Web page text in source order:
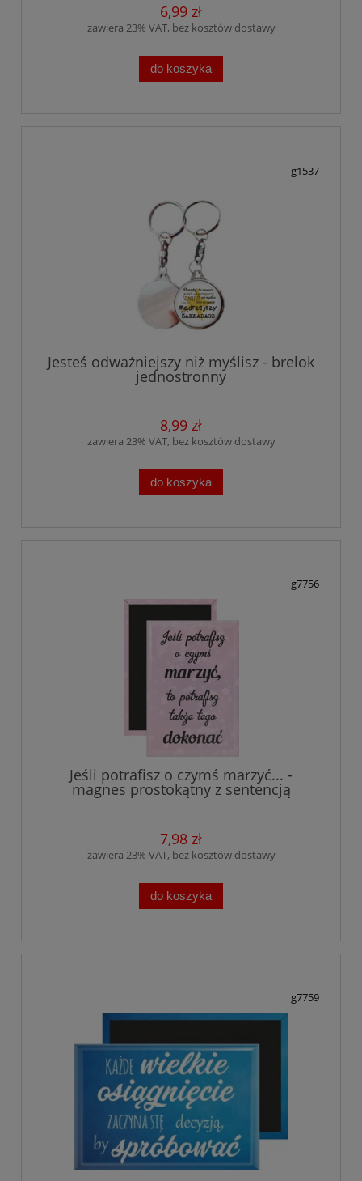
6,99 zł
zawiera 23% VAT, bez kosztów dostawy
do koszyka
g1537
Jesteś odważniejszy niż myślisz - brelok
jednostronny
8,99 zł
zawiera 23% VAT, bez kosztów dostawy
do koszyka
g7756
Jeśli potrafisz o czymś marzyć... -
magnes prostokątny z sentencją
7,98 zł
zawiera 23% VAT, bez kosztów dostawy
do koszyka
g7759